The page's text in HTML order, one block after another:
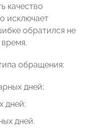
качество
исключает
обратился не
обращения:
дней;
дней;
дней.